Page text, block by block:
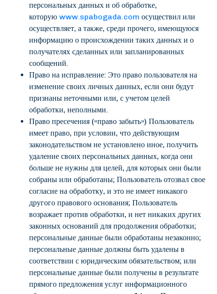
персональных данных и об обработке,
которую www.spabogada.com осуществил или
осуществляет, а также, среди прочего, имеющуюся
информацию о происхождении таких данных и о
получателях сделанных или запланированных
сообщений.
Право на исправление: Это право пользователя на
изменение своих личных данных, если они будут
признаны неточными или, с учетом целей
обработки, неполными.
Право пресечения («право забыть») Пользователь
имеет право, при условии, что действующим
законодательством не установлено иное, получить
удаление своих персональных данных, когда они
больше не нужны для целей, для которых они были
собраны или обработаны; Пользователь отозвал свое
согласие на обработку, и это не имеет никакого
другого правового основания; Пользователь
возражает против обработки, и нет никаких других
законных оснований для продолжения обработки;
персональные данные были обработаны незаконно;
персональные данные должны быть удалены в
соответствии с юридическим обязательством; или
персональные данные были получены в результате
прямого предложения услуг информационного